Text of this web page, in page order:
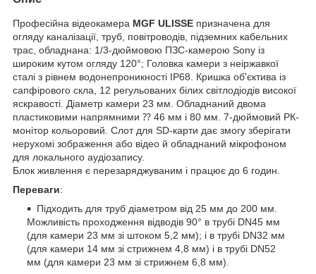
Професійна відеокамера MGF ULISSE призначена для
огляду каналізації, труб, повітроводів, підземних кабельних
трас, обладнана: 1/3-дюймовою ПЗС-камерою Sony із
широким кутом огляду 120°; Головка камери з неіржавкої
сталі з рівнем водонепроникності IP68. Кришка об'єктива із
сапфірового скла, 12 регульованих білих світлодіодів високої
яскравості. Діаметр камери 23 мм. Обладнаний двома
пластиковими напрямними ⁇ 46 мм і 80 мм. 7-дюймовий РК-
монітор кольоровий. Слот для SD-карти дає змогу зберігати
нерухомі зображення або відео й обладнаний мікрофоном
для локального аудіозапису.
Блок живлення є перезаряджуваним і працює до 6 годин.
Переваги:
Підходить для труб діаметром від 25 мм до 200 мм.
Можливість проходження відводів 90° в трубі DN45 мм
(для камери 23 мм зі штоком 5,2 мм); і в трубі DN32 мм
(для камери 14 мм зі стрижнем 4,8 мм) і в трубі DN52
мм (для камери 23 мм зі стрижнем 6,8 мм).